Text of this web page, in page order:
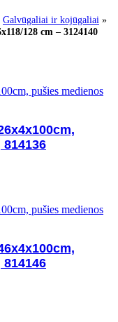
Galvūgaliai ir kojūgaliai »
128 cm – 3124140